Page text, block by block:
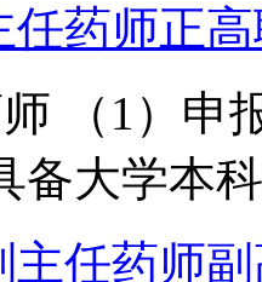
任药师正
（1）申
备大学本
主任药师